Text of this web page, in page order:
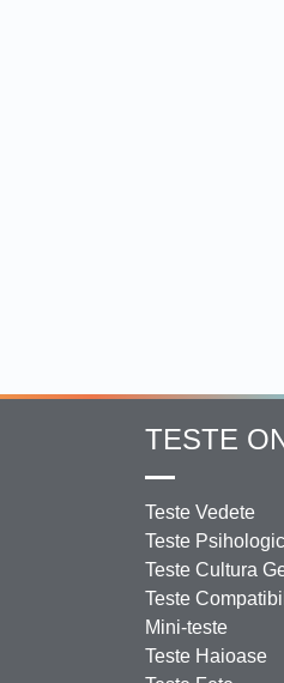
TESTE
Teste Vedete
Teste
Teste Cultura
Teste
Mini-teste
Teste Haioase